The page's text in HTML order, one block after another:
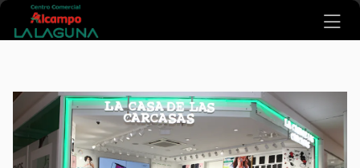
Ir al contenido principal